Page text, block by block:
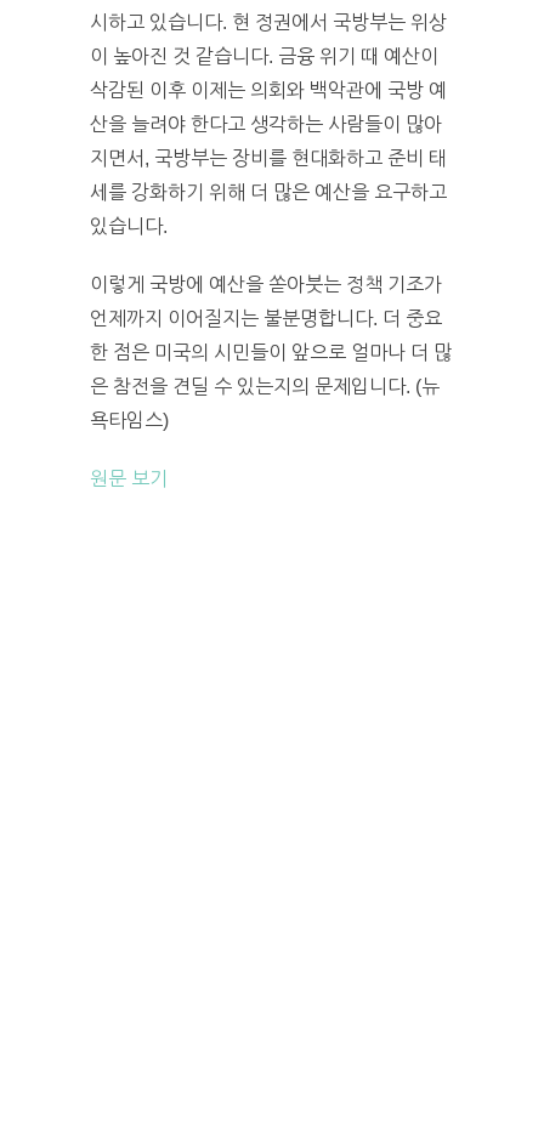
시하고 있습니다. 현 정권에서 국방부는 위상
이 높아진 것 같습니다. 금융 위기 때 예산이
삭감된 이후 이제는 의회와 백악관에 국방 예
산을 늘려야 한다고 생각하는 사람들이 많아
지면서, 국방부는 장비를 현대화하고 준비 태
세를 강화하기 위해 더 많은 예산을 요구하고
있습니다.
이렇게 국방에 예산을 쏟아붓는 정책 기조가
언제까지 이어질지는 불분명합니다. 더 중요
한 점은 미국의 시민들이 앞으로 얼마나 더 많
은 참전을 견딜 수 있는지의 문제입니다. (뉴
욕타임스)
원문 보기